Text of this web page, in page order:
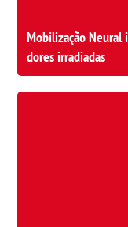
Mobilização Neural
dores irradiadas